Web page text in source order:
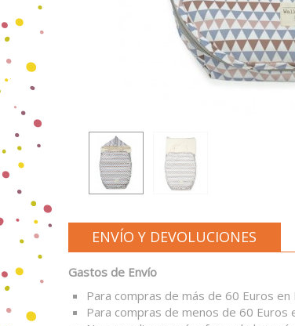
ENVÍO Y DEVOLUCIONES
Gastos de Envío
Para compras de más de 60 Euros en
Para compras de menos de 60 Euros